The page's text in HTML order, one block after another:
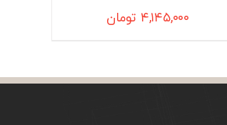
۴,۱۴۵,۰۰۰ تومان